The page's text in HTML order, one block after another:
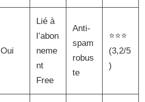
Oui
Lié à
l’abon
neme
nt
Free
Anti-
spam
robus
te
⭐⭐⭐
(3,2/5
)